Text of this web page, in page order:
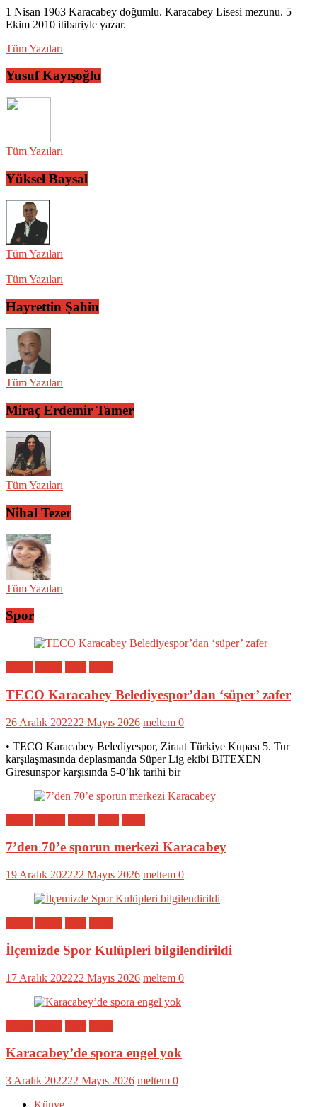
1 Nisan 1963 Karacabey doğumlu. Karacabey Lisesi mezunu. 5
Ekim 2010 itibariyle yazar.
Tüm Yazıları
Yusuf Kayışoğlu
Tüm Yazıları
Yüksel Baysal
Tüm Yazıları
Tüm Yazıları
Hayrettin Şahin
Tüm Yazıları
Miraç Erdemir Tamer
Tüm Yazıları
Nihal Tezer
Tüm Yazıları
Spor
TECO Karacabey Belediyespor’dan ‘süper’ zafer
26 Aralık 202222 Mayıs 2026 meltem 0
• TECO Karacabey Belediyespor, Ziraat Türkiye Kupası 5. Tur
karşılaşmasında deplasmanda Süper Lig ekibi BITEXEN
Giresunspor karşısında 5-0’lık tarihi bir
7’den 70’e sporun merkezi Karacabey
19 Aralık 202222 Mayıs 2026 meltem 0
İlçemizde Spor Kulüpleri bilgilendirildi
17 Aralık 202222 Mayıs 2026 meltem 0
Karacabey’de spora engel yok
3 Aralık 202222 Mayıs 2026 meltem 0
Künye